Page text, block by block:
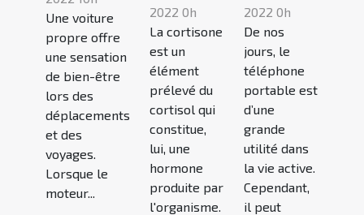
Une voiture
propre offre
une sensation
de bien-être
lors des
déplacements
et des
voyages.
Lorsque le
moteur...
2022 0h
La cortisone
est un
élément
prélevé du
cortisol qui
constitue,
lui, une
hormone
produite par
l'organisme.
2022 0h
De nos
jours, le
téléphone
portable est
d’une
grande
utilité dans
la vie active.
Cependant,
il peut